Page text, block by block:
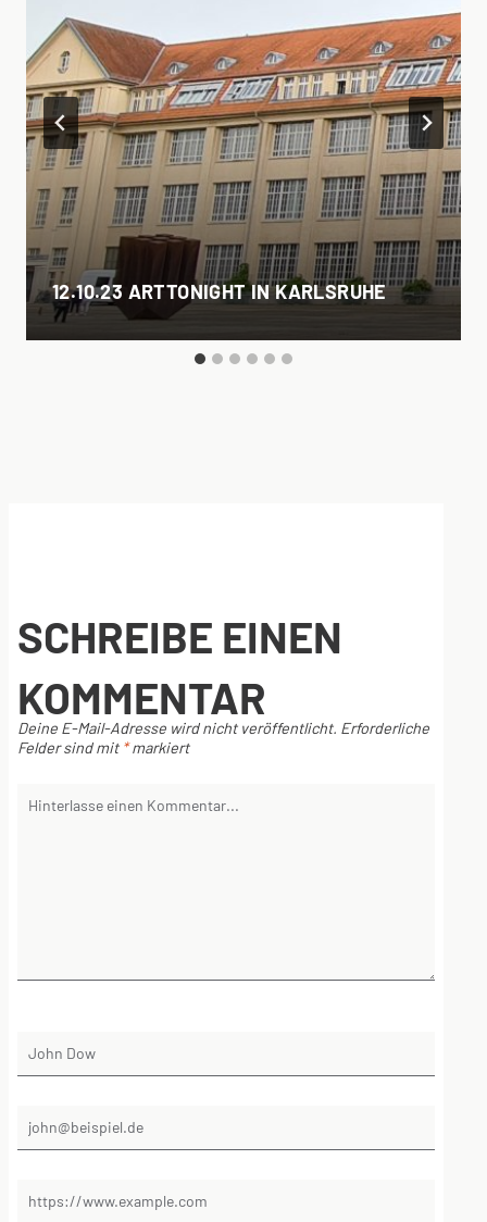
12.10.23 ARTTONIGHT IN KARLSRUHE
SCHREIBE EINEN
KOMMENTAR
Deine E-Mail-Adresse wird nicht veröffentlicht. Erforderliche
Felder sind mit *markiert